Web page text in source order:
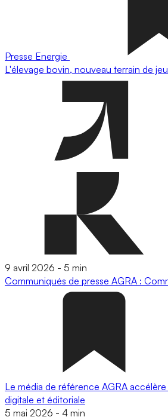
Presse Energie
L'élevage bovin, nouveau terrain de
9 avril 2026 - 5 min
Communiqués de presse AGRA :
Le média de référence AGRA
digitale et éditoriale
5 mai 2026 - 4 min